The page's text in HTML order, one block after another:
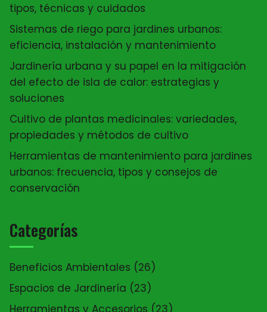
tipos, técnicas y cuidados
Sistemas de riego para jardines urbanos:
eficiencia, instalación y mantenimiento
Jardinería urbana y su papel en la mitigación
del efecto de isla de calor: estrategias y
soluciones
Cultivo de plantas medicinales: variedades,
propiedades y métodos de cultivo
Herramientas de mantenimiento para jardines
urbanos: frecuencia, tipos y consejos de
conservación
Categorías
Beneficios Ambientales (26)
Espacios de Jardinería (23)
Herramientas y Accesorios (23)